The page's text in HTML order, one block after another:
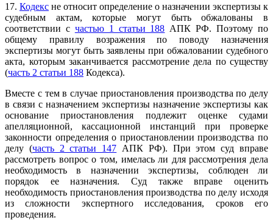
17. Кодекс не относит определение о назначении экспертизы к
судебным актам, которые могут быть обжалованы в
соответствии с частью 1 статьи 188 АПК РФ. Поэтому по
общему правилу возражения по поводу назначения
экспертизы могут быть заявлены при обжаловании судебного
акта, которым заканчивается рассмотрение дела по существу
(часть 2 статьи 188 Кодекса).
Вместе с тем в случае приостановления производства по делу
в связи с назначением экспертизы назначение экспертизы как
основание приостановления подлежит оценке судами
апелляционной, кассационной инстанций при проверке
законности определения о приостановлении производства по
делу (часть 2 статьи 147 АПК РФ). При этом суд вправе
рассмотреть вопрос о том, имелась ли для рассмотрения дела
необходимость в назначении экспертизы, соблюден ли
порядок ее назначения. Суд также вправе оценить
необходимость приостановления производства по делу исходя
из сложности экспертного исследования, сроков его
проведения.